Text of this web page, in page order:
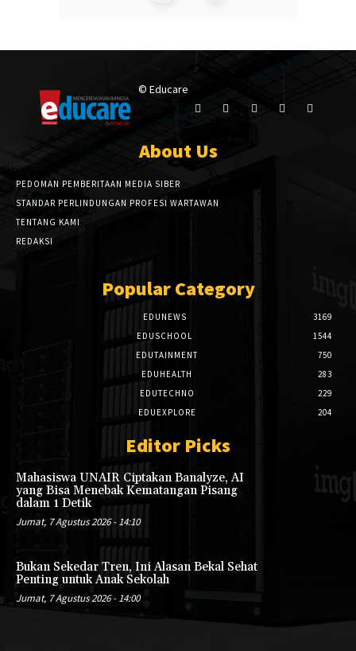
© Educare
About Us
PEDOMAN PEMBERITAAN MEDIA SIBER
STANDAR PERLINDUNGAN PROFESI WARTAWAN
TENTANG KAMI
REDAKSI
Popular Category
EDUNEWS
3169
EDUSCHOOL
1544
EDUTAINMENT
750
EDUHEALTH
283
EDUTECHNO
229
EDUEXPLORE
204
Editor Picks
Mahasiswa UNAIR Ciptakan Banalyze, AI
yang Bisa Menebak Kematangan Pisang
dalam 1 Detik
Jumat, 7 Agustus 2026 - 14:10
Bukan Sekedar Tren, Ini Alasan Bekal Sehat
Penting untuk Anak Sekolah
Jumat, 7 Agustus 2026 - 14:00